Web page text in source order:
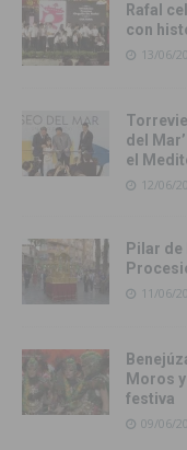
Rafal
con
13/06/
del
el
12/06/
Pilar de
11/06/
Moros
festiva
09/06/